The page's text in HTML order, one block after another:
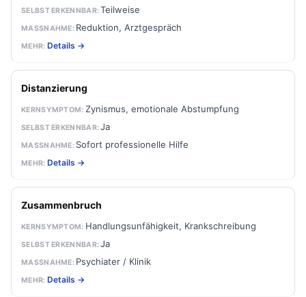
Teilweise
Reduktion, Arztgespräch
Details →
Distanzierung
Zynismus, emotionale Abstumpfung
Ja
Sofort professionelle Hilfe
Details →
Zusammenbruch
Handlungsunfähigkeit, Krankschreibung
Ja
Psychiater / Klinik
Details →